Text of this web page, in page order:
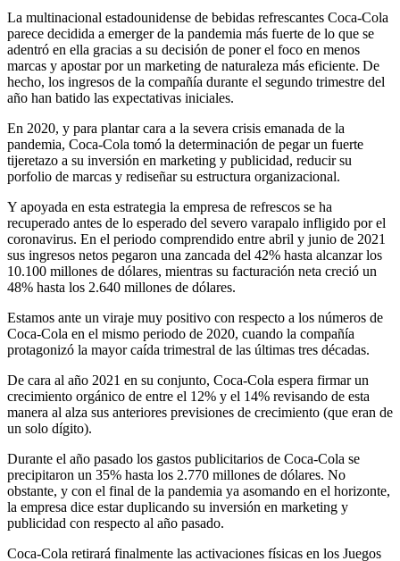
La multinacional estadounidense de bebidas refrescantes Coca-Cola
parece decidida a emerger de la pandemia más fuerte de lo que se
adentró en ella gracias a su decisión de poner el foco en menos
marcas y apostar por un marketing de naturaleza más eficiente. De
hecho, los ingresos de la compañía durante el segundo trimestre del
año han batido las expectativas iniciales.
En 2020, y para plantar cara a la severa crisis emanada de la
pandemia, Coca-Cola tomó la determinación de pegar un fuerte
tijeretazo a su inversión en marketing y publicidad, reducir su
porfolio de marcas y rediseñar su estructura organizacional.
Y apoyada en esta estrategia la empresa de refrescos se ha
recuperado antes de lo esperado del severo varapalo infligido por el
coronavirus. En el periodo comprendido entre abril y junio de 2021
sus ingresos netos pegaron una zancada del 42% hasta alcanzar los
10.100 millones de dólares, mientras su facturación neta creció un
48% hasta los 2.640 millones de dólares.
Estamos ante un viraje muy positivo con respecto a los números de
Coca-Cola en el mismo periodo de 2020, cuando la compañía
protagonizó la mayor caída trimestral de las últimas tres décadas.
De cara al año 2021 en su conjunto, Coca-Cola espera firmar un
crecimiento orgánico de entre el 12% y el 14% revisando de esta
manera al alza sus anteriores previsiones de crecimiento (que eran de
un solo dígito).
Durante el año pasado los gastos publicitarios de Coca-Cola se
precipitaron un 35% hasta los 2.770 millones de dólares. No
obstante, y con el final de la pandemia ya asomando en el horizonte,
la empresa dice estar duplicando su inversión en marketing y
publicidad con respecto al año pasado.
Coca-Cola retirará finalmente las activaciones físicas en los Juegos